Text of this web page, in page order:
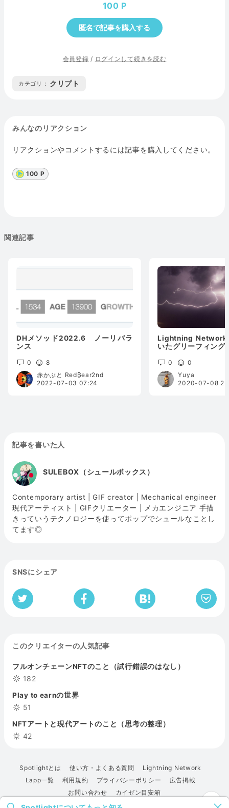
100
匿名で記事を購入する
会員登録 / ログインして続きを読む
カテゴリ : クリプト
みんなのリアクション
リアクションやコメントするには記事を購入してください。
100 P
関連記事
DHメソッド2022.6 ノーリバラ
ンス
0
8
赤かぶと Red₿ear2nd
2022-07-03 07:24
Lightning Network
いたグリーフィング
0
0
Yuya
2020-07-08
記事を書いた人
SULEBOX（シュールボックス）
Contemporary artist | GIF creator | Mechanical engineer
現代アーティスト | GIFクリエーター | メカエンジニア 手描
きっていうテクノロジーを使ってポップでシュールなことし
てます◎
SNSにシェア
このクリエイターの人気記事
フルオンチェーンNFTのこと（試行錯誤のはなし）
182
Play to earnの世界
51
NFTアートと現代アートのこと（思考の整理）
42
Spotlightとは 使い方・よくある質問
Lightning Network
Lapp一覧
利用規約 プライバシーポリシー
広告掲載
お問い合わせ
カイゼン目安箱